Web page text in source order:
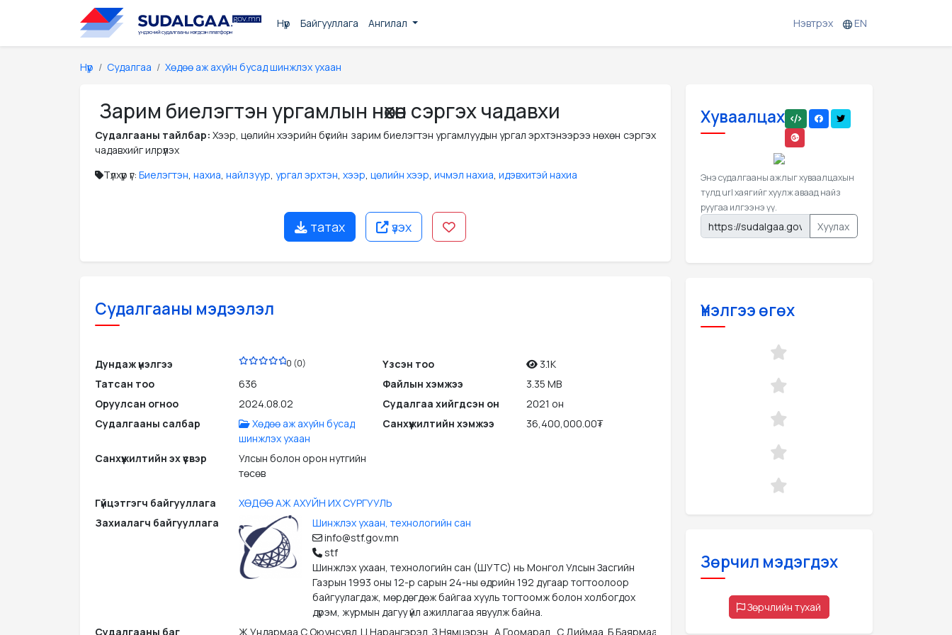
Нүүр Байгууллага Ангилал Нэвтрэх EN
Нүүр Судалгаа Хөдөө аж ахуйн бусад шинжлэх ухаан
Зарим биелэгтэн ургамлын нөхөн сэргэх чадавхи
Судалгааны тайлбар: Хээр, цөлийн хээрийн бүсийн зарим биелэгтэн ургамлуудын ургал эрхтэнээрээ нөхөн сэргэх
чадавхийг илрүүлэх
Түлхүүр үг: Биелэгтэн, нахиа, найлзуур, ургал эрхтэн, хээр, цөлийн хээр, ичмэл нахиа, идэвхитэй нахиа
татах үзэх
Судалгааны мэдээлэл
Дундаж үнэлгээ 0 (0) Үзсэн тоо
3.1K
Татсан тоо
636 Файлын хэмжээ
3.35 MB
Оруулсан огноо
2024.08.02 Судалгаа хийгдсэн он
2021 он
Судалгааны салбар
Хөдөө аж ахуйн бусад
шинжлэх ухаан
Санхүүжилтийн хэмжээ 36,400,000.00₮
Санхүүжилтийн эх үүсвэр
Улсын болон орон нутгийн
төсөв
Гүйцэтгэгч байгууллага
ХӨДӨӨ АЖ АХУЙН ИХ СУРГУУЛЬ
Захиалагч байгууллага
Шинжлэх ухаан, технологийн сан
info@stf.gov.mn
stf
Шинжлэх ухаан, технологийн сан (ШУТС) нь Монгол Улсын Засгийн
Газрын 1993 оны 12-р сарын 24-ны өдрийн 192 дугаар тогтоолоор
байгуулагдаж, мөрдөгдөж байгаа хууль тогтоомж болон холбогдох
дүрэм, журмын дагуу үйл ажиллагаа явуулж байна.
Судалгааны баг
Ж.Ундармаа С.Оюунсувд  Ц.Нарангэрэл  З.Нямцэрэн   А.Гоомарал   С.Диймаа  Б.Баярмаа И.Баяраа  О.Анундарь  П.Гүндэгмаа
Хуваалцах
Энэ судалгааны ажлыг хуваалцахын
тулд url хаягийг хуулж аваад найз
руугаа илгээнэ үү.
Хуулах
Үнэлгээ өгөх
Зөрчил мэдэгдэх
Зөрчлийн тухай